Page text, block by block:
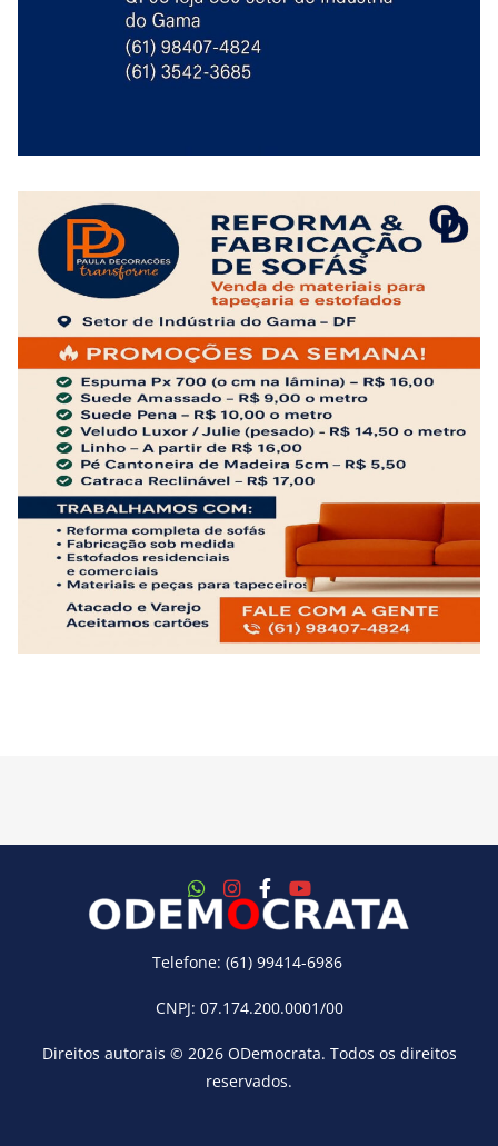
Telefone: (61) 99414-6986
CNPJ: 07.174.200.0001/00
Direitos autorais © 2026 ODemocrata. Todos os direitos
reservados.